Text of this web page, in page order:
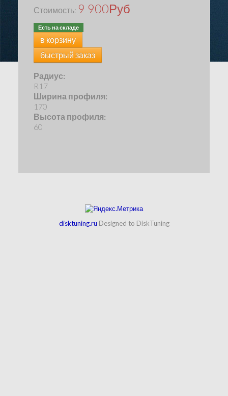
Стоимость: 9 900Руб
Есть на складе
в корзину
быстрый заказ
Радиус:
R17
Ширина профиля:
170
Высота профиля:
60
disktuning.ru Designed to DiskTuning